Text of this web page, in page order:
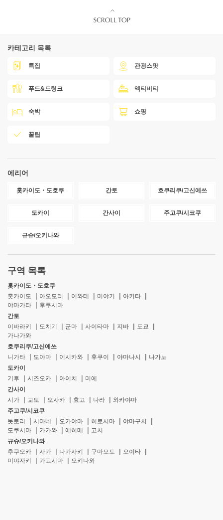
카테고리 목록
특집 관광스팟
푸드&드링크 액티비티
숙박 쇼핑
꿀팁
에리어
홋카이도・도호쿠 간토 호쿠리쿠/고신에쓰
도카이 간사이 주고쿠/시코쿠
규슈/오키나와
구역 목록
홋카이도・도호쿠
홋카이도
아오모리 이와테 미야기
아키타
야마가타
후쿠시마
간토
이바라키
도치기 군마 사이타마 지바
도쿄
가나가와
호쿠리쿠/고신에쓰
니가타
도야마 이시카와 후쿠이 야마나시
나가노
도카이
기후
시즈오카 아이치
미에
간사이
시가
교토 오사카 효고 나라
와카야마
주고쿠/시코쿠
돗토리
시마네 오카야마 히로시마
야마구치
도쿠시마
가가와 에히메
고치
규슈/오키나와
후쿠오카
사가 나가사키 구마모토
오이타
미야자키
가고시마 오키나와